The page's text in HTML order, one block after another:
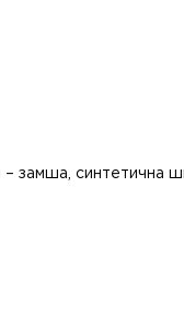
замша, синтетична